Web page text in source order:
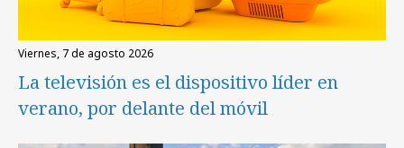
viernes, 7 de agosto 2026
La televisión es el dispositivo líder en
verano, por delante del móvil